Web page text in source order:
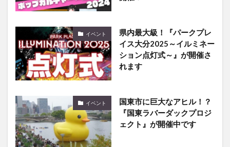
イベント
県内最大級！『パークプレ
イス大分2025～イルミネー
ション点灯式～』が開催さ
れます
イベント
国東市に巨大なアヒル！？
『国東ラバーダックプロジ
ェクト』が開催中です